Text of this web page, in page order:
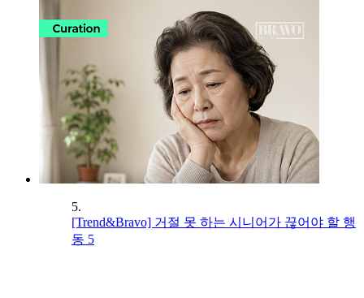
5.
[Trend&Bravo] 거절 못 하는 시니어가 끊어야 할 행
동 5